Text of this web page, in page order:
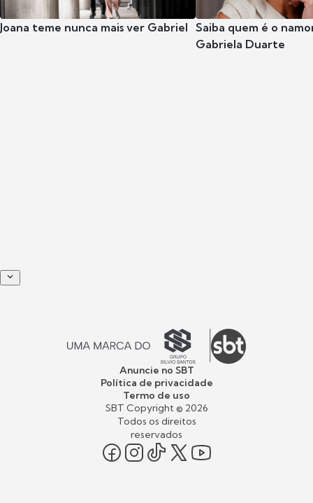
Joana teme nunca mais ver Gabriel Saiba quem é o
Gabriela Duarte
Anuncie no SBT
Política de privacidade
Termo de uso
SBT Copyright © 2026
Todos os direitos
reservados